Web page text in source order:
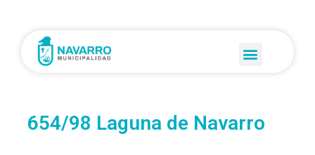
654/98 Laguna de Navarro